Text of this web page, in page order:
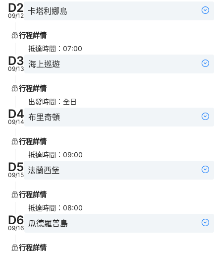
D2
09/12 卡塔利娜島
行程詳情
抵達時間 ： 07:00
D3
09/13 海上巡遊
行程詳情
出發時間 ： 全日
D4
09/14 布里奇頓
行程詳情
抵達時間 ： 09:00
D5
09/15 法蘭西堡
行程詳情
抵達時間 ： 08:00
D6
09/16 瓜德羅普島
行程詳情